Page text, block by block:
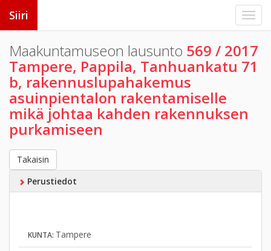
Siiri
Maakuntamuseon lausunto 569 / 2017
Tampere, Pappila, Tanhuankatu 71
b, rakennuslupahakemus
asuinpientalon rakentamiselle
mikä johtaa kahden rakennuksen
purkamiseen
Takaisin
Perustiedot
KUNTA: Tampere